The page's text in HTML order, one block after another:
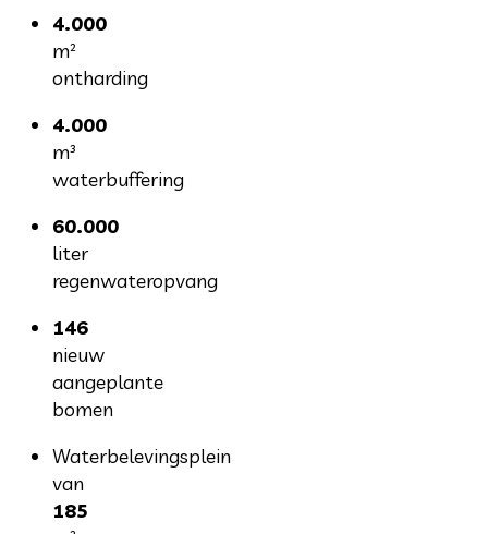
4.000
m²
ontharding
4.000
m³
waterbuffering
60.000
liter
regenwateropvang
146
nieuw
aangeplante
bomen
Waterbelevingsplein
van
185